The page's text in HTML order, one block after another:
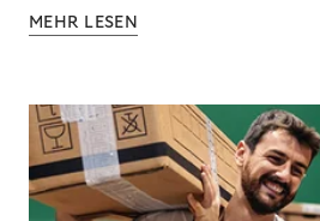
MEHR LESEN